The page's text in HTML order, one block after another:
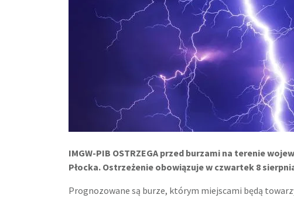
IMGW-PIB OSTRZEGA przed burzami na terenie
Płocka. Ostrzeżenie obowiązuje w czwartek 8
Prognozowane są burze, którym miejscami będą